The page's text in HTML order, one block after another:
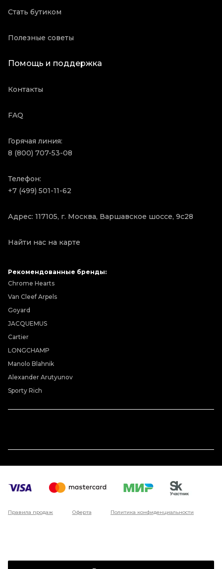
Стать бутиком
Полезные советы
Помощь и поддержка
Контакты
FAQ
Горячая линия:
8 (800) 707-53-08
Телефон:
+7 (499) 501-11-62
Адрес: 117105, г. Москва, Варшавское шоссе, 9с28
Найти нас на карте
Рекомендованные бренды:
Chrome Hearts
Van Cleef Arpels
Goyard
JACQUEMUS
Cartier
LONGCHAMP
Manolo Blahnik
Alexander Arutyunov
Sporty Rich
Правила продаж Оферта Политика конфиденциальности